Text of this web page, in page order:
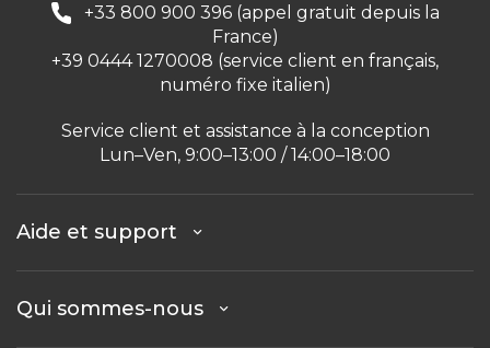
+33 800 900 396 (appel gratuit depuis la
France)
+39 0444 1270008 (service client en français,
numéro fixe italien)
Service client et assistance à la conception
Lun–Ven, 9:00–13:00 / 14:00–18:00
Aide et support
Qui sommes-nous